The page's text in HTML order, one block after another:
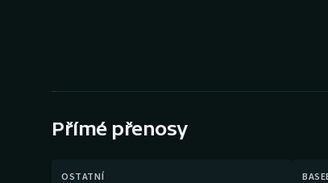
Přímé přenosy
OSTATNÍ